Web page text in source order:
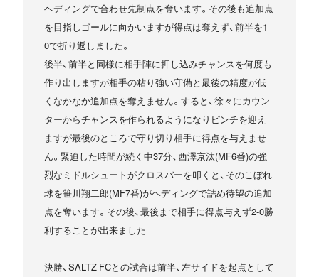
ヘディングで合わせ先制点を奪います。その後も追加点
を目指しゴールに向かいますが得点は奪えず、前半を1-
0で折り返しました。
後半、前半と同様に相手陣に押し込みチャンスを何度も
作り出しますが相手の粘り強い守備と最後の精度が低
くなかなか追加点を奪えません。すると、徐々にカウン
ターからチャンスを作られるようになりピンチを迎え
ますが最後のところで守り切り相手に得点を与えませ
ん。緊迫した時間が続く中37分、西澤京汰(MF6番)の強
烈なミドルシュートがクロスバーを叩くと、そのこぼれ
球を笹川翔二郎(MF7番)がヘディングで詰め待望の追加
点を奪います。その後、最後まで相手に得点与えず2-0勝
利することが出来ました
決勝、SALTZ FCとの試合は前半、左サイドを起点として